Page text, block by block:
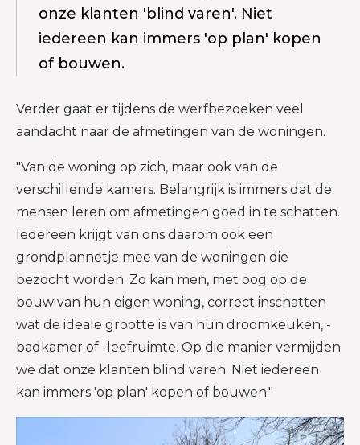
onze klanten 'blind varen'. Niet
iedereen kan immers 'op plan' kopen
of bouwen.
Verder gaat er tijdens de werfbezoeken veel
aandacht naar de afmetingen van de woningen.
"Van de woning op zich, maar ook van de
verschillende kamers. Belangrijk is immers dat de
mensen leren om afmetingen goed in te schatten.
Iedereen krijgt van ons daarom ook een
grondplannetje mee van de woningen die
bezocht worden. Zo kan men, met oog op de
bouw van hun eigen woning, correct inschatten
wat de ideale grootte is van hun droomkeuken, -
badkamer of -leefruimte. Op die manier vermijden
we dat onze klanten blind varen. Niet iedereen
kan immers 'op plan' kopen of bouwen."